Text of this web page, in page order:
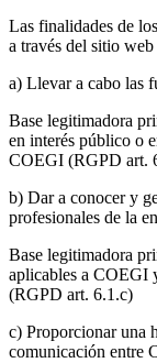
Las finalidades de
a través del sitio
a) Llevar a cabo las
Base legitimadora
en interés público o
COEGI (RGPD art.
b) Dar a conocer y
profesionales de la
Base legitimadora
aplicables a COEGI
(RGPD art. 6.1.c)
c) Proporcionar una
comunicación entre